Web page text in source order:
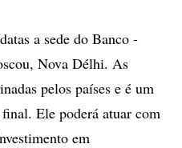
a sede do Banco -
Nova Délhi. As
pelos países e é um
Ele poderá atuar com
em